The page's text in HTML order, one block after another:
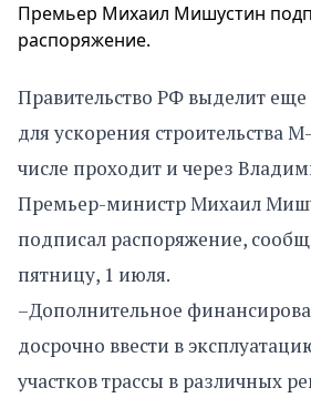
Премьер Михаил Мишустин
распоряжение.
Правительство РФ выделит
для ускорения строительства
числе проходит и через
Премьер-министр Михаил
подписал распоряжение,
пятницу, 1 июля.
–Дополнительное
досрочно ввести в
участков трассы в различных